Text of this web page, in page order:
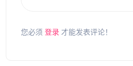
您必须 登录 才能发表评论！